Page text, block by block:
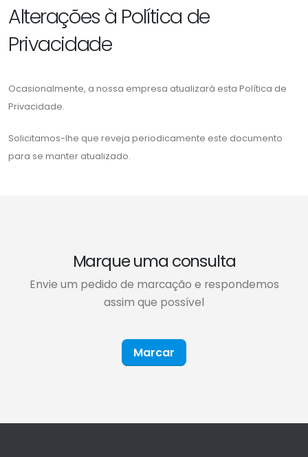
Alterações à Política de
Privacidade
Ocasionalmente, a nossa empresa atualizará esta Política de
Privacidade.
Solicitamos-lhe que reveja periodicamente este documento
para se manter atualizado.
Marque uma consulta
Envie um pedido de marcação e respondemos
assim que possível
Marcar